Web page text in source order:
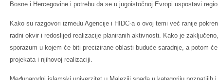
Bosne i Hercegovine i potrebu da se u jugoistočnoj Evropi uspostavi
Kako su razgovori između Agencije i HIDC-a o ovoj temi već ranije
radni okvir i redoslijed realizacije planiranih aktivnosti. Kako je
sporazum u kojem će biti precizirane oblasti buduće saradnje, a potom
projekata i njihovoj realizaciji.